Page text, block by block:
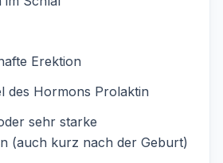
Erektion
des Hormons Prolaktin
sehr starke
(auch kurz nach der Geburt)